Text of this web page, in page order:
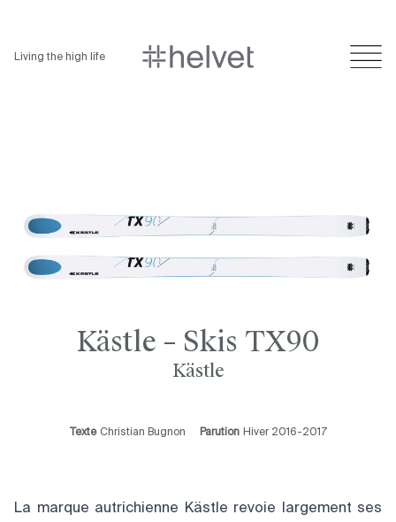
Living the high life
Kästle – Skis TX90
Kästle
Texte Christian Bugnon Parution Hiver 2016-2017
La marque autrichienne Kästle revoie largement ses